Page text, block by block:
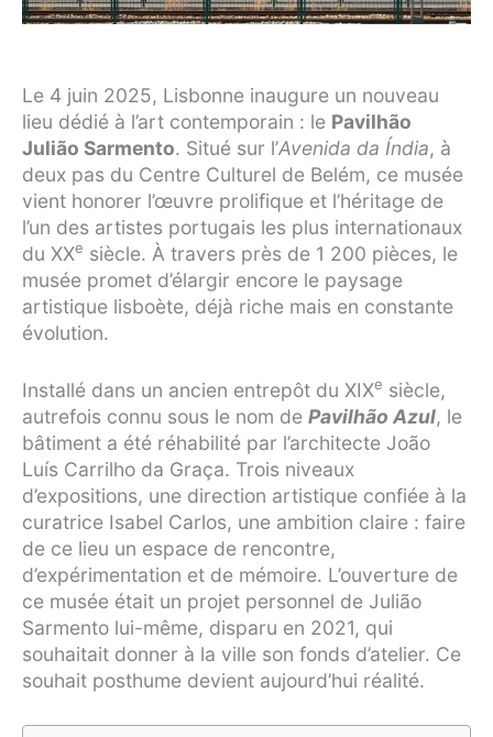
Le 4 juin 2025, Lisbonne inaugure un nouveau
lieu dédié à l’art contemporain : le Pavilhão
Julião Sarmento. Situé sur l’Avenida da Índia, à
deux pas du Centre Culturel de Belém, ce musée
vient honorer l’œuvre prolifique et l’héritage de
l’un des artistes portugais les plus internationaux
du XXe siècle. À travers près de 1 200 pièces, le
musée promet d’élargir encore le paysage
artistique lisboète, déjà riche mais en constante
évolution.
Installé dans un ancien entrepôt du XIXe siècle,
autrefois connu sous le nom de Pavilhão Azul, le
bâtiment a été réhabilité par l’architecte João
Luís Carrilho da Graça. Trois niveaux
d’expositions, une direction artistique confiée à la
curatrice Isabel Carlos, une ambition claire : faire
de ce lieu un espace de rencontre,
d’expérimentation et de mémoire. L’ouverture de
ce musée était un projet personnel de Julião
Sarmento lui-même, disparu en 2021, qui
souhaitait donner à la ville son fonds d’atelier. Ce
souhait posthume devient aujourd’hui réalité.